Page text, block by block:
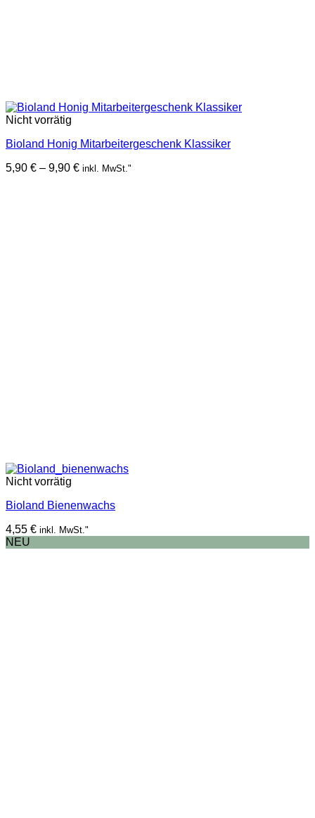
Nicht vorrätig
Bioland Honig Mitarbeitergeschenk Klassiker
5,90 € – 9,90 €Preisspanne:
inkl. MwSt."
Nicht vorrätig
Bioland Bienenwachs
4,55 € inkl. MwSt."
NEU